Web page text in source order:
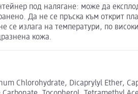
под налягане: може да
Да не се пръска към открит
се излага на температури, по
кожа.
Chlorohydrate, Dicaprylyl Ether,